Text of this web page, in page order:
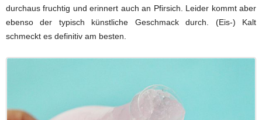
durchaus fruchtig und erinnert auch an Pfirsich. Leider kommt aber
ebenso der typisch künstliche Geschmack durch. (Eis-) Kalt
schmeckt es definitiv am besten.